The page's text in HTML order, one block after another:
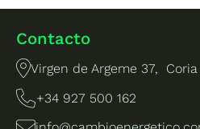
Contacto
Virgen de Argeme 37, Coria
+34 927 500 162